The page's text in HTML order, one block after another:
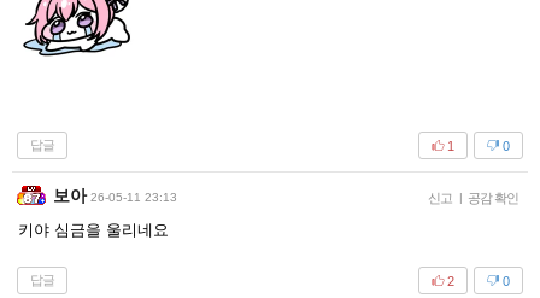
답글 0
1
보아 26-05-11 23:13 신고 공감 확인
키야 심금을 울리네요
답글 0
2